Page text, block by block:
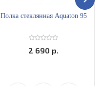
Полка стеклянная Aquaton 95
2 690 р.